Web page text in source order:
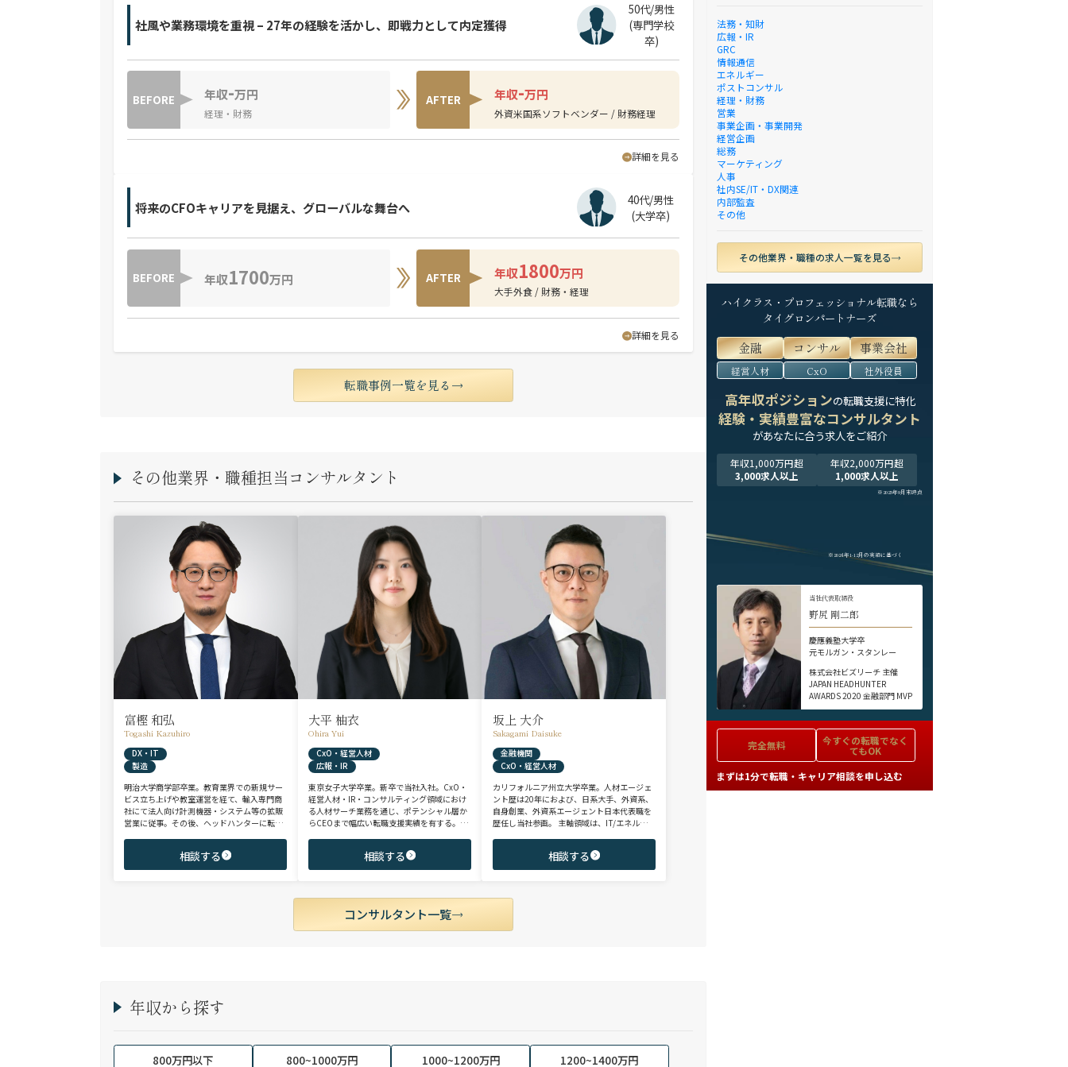
社風や業務環境を重視 – 27年の経験を活かし、即戦力として内定獲得
50代/男性
(専門学校
卒)
BEFORE 年収-万円
経理・財務
AFTER 年収-万円
外資米国系ソフトベンダー / 財務経理
詳細を見る
将来のCFOキャリアを見据え、グローバルな舞台へ
40代/男性
(大学卒)
BEFORE 年収1700万円 AFTER 年収1800万円
大手外食 / 財務・経理
詳細を見る
転職事例一覧を見る
その他業界・職種担当コンサルタント
富樫 和弘
Togashi Kazuhiro
DX・IT
製造
明治大学商学部卒業。教育業界での新規サー
ビス立ち上げや教室運営を経て、輸入専門商
社にて法人向け計測機器・システム等の拡販
営業に従事。その後、ヘッドハンターに転身
（Adecco）を経て当社に参画。 製造全般/プ
ラントエンジニアリング/物流/SIer/SaaSまで
相談する
大平 柚衣
Ohira Yui
CxO・経営人材
広報・IR
東京女子大学卒業。新卒で当社入社。CxO・
経営人材・IR・コンサルティング領域におけ
る人材サーチ業務を通じ、ポテンシャル層か
らCEOまで幅広い転職支援実績を有する。コ
領域を中心に担当。未経験・ポテンシャル層
からミドル・ハイクラス層まで、年代・職階
相談する
坂上 大介
Sakagami Daisuke
金融機関
CxO・経営人材
カリフォルニア州立大学卒業。人材エージェ
ント歴は20年におよび、日系大手、外資系、
自身創業、外資系エージェント日本代表職を
歴任し当社参画。 主軸領域は、IT/エネルギ
財務/リスク・コンプライアンス/CxO、等。
近年ご支援した求職者様の内定年収の中央値
相談する
コンサルタント一覧
年収から探す
800万円以下 800~1000万円 1000~1200万円 1200~1400万円
法務・知財
広報・IR
GRC
情報通信
エネルギー
ポストコンサル
経理・財務
営業
事業企画・事業開発
経営企画
総務
マーケティング
人事
社内SE/IT・DX関連
内部監査
その他
その他業界・職種の求人一覧を見る
ハイクラス・プロフェッショナル転職なら
タイグロンパートナーズ
金融 コンサル 事業会社
経営人材 CxO 社外役員
高年収ポジションの転職支援に特化
経験・実績豊富なコンサルタント
があなたに合う求人をご紹介
年収1,000万円超
3,000求人以上
年収2,000万円超
1,000求人以上
※2025年9月末時点
※2024年1-12月の実績に基づく
当社代表取締役
野尻 剛二郎
慶應義塾大学卒
元モルガン・スタンレー
株式会社ビズリーチ 主催
JAPAN HEADHUNTER
AWARDS 2020 金融部門 MVP
完全無料 今すぐの転職でなく
てもOK
まずは1分で転職・キャリア相談を申し込む